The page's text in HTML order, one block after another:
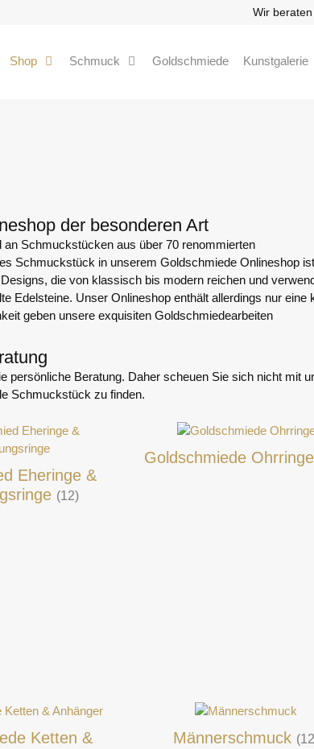
Wir
Shop Schmuck Goldschmiede Kunstgalerie
der besonderen Art
Schmuckstücken aus über 70 renommierten
Schmuckstück in unserem Goldschmiede Onlineshop
die von klassisch bis modern reichen und
Edelsteine. Unser Onlineshop enthält allerdings nur eine
geben unsere exquisiten Goldschmiedearbeiten
persönliche Beratung. Daher scheuen Sie sich nicht mit
Schmuckstück zu finden.
Eheringe &
(12)
Goldschmiede
Ketten &
Männerschmuck